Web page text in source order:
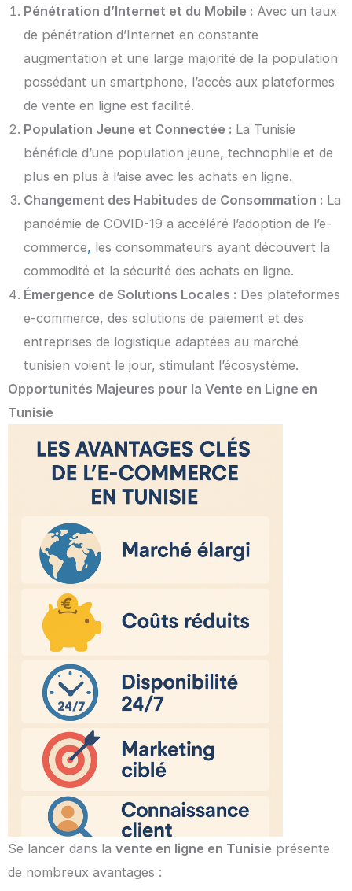
Pénétration d’Internet et du Mobile : Avec un taux
de pénétration d’Internet en constante
augmentation et une large majorité de la population
possédant un smartphone, l’accès aux plateformes
de vente en ligne est facilité.
Population Jeune et Connectée : La Tunisie
bénéficie d’une population jeune, technophile et de
plus en plus à l’aise avec les achats en ligne.
Changement des Habitudes de Consommation : La
pandémie de COVID-19 a accéléré l’adoption de l’e-
commerce, les consommateurs ayant découvert la
commodité et la sécurité des achats en ligne.
Émergence de Solutions Locales : Des plateformes
e-commerce, des solutions de paiement et des
entreprises de logistique adaptées au marché
tunisien voient le jour, stimulant l’écosystème.
Opportunités Majeures pour la Vente en Ligne en
Tunisie
Se lancer dans la vente en ligne en Tunisie présente
de nombreux avantages :